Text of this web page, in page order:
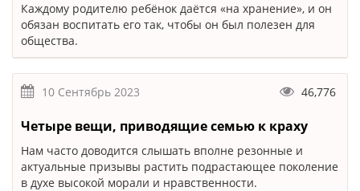
Каждому родителю ребёнок даётся «на хранение», и он
обязан воспитать его так, чтобы он был полезен для
общества.
10 Сентябрь 2023 46,776
Четыре вещи, приводящие семью к краху
Нам часто доводится слышать вполне резонные и
актуальные призывы растить подрастающее поколение
в духе высокой морали и нравственности.